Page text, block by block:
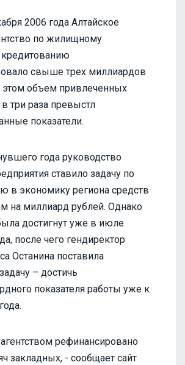
2006 года Алтайское
по жилищному
кредитованию
свыше трех миллиардов
этом объем привлеченных
три раза превыстл
показатели.
года руководство
ставило задачу по
в экономику региона средств
на миллиард рублей. Однако
достигнут уже в июле
после чего гендиректор
Останина поставила
– достичь
показателя работы уже к
рефинансировано
закладных, - сообщает сайт